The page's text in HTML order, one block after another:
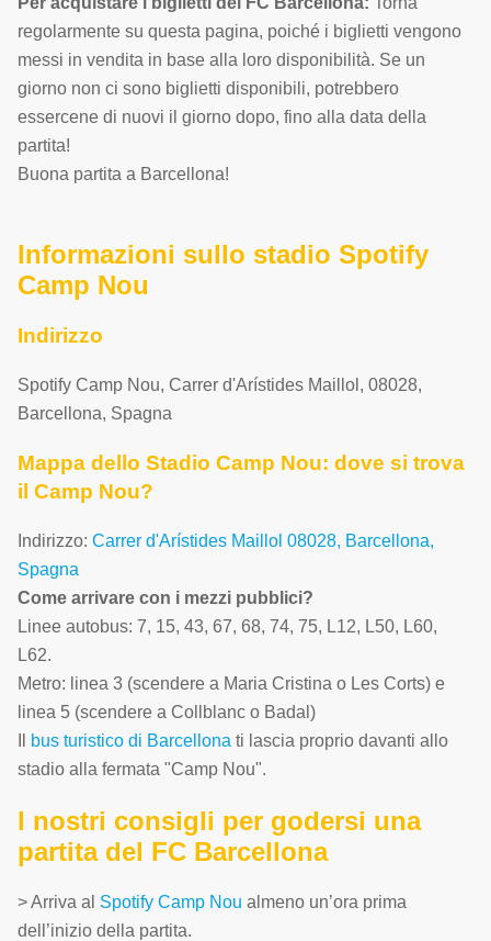
regolarmente su questa pagina, poiché i biglietti vengono
messi in vendita in base alla loro disponibilità. Se un
giorno non ci sono biglietti disponibili, potrebbero
essercene di nuovi il giorno dopo, fino alla data della
partita!
Buona partita a Barcellona!
Informazioni sullo stadio Spotify
Camp Nou
Indirizzo
Spotify Camp Nou, Carrer d'Arístides Maillol , 08028,
Barcellona, Spagna
Mappa dello Stadio Camp Nou: dove si trova
il Camp Nou?
Indirizzo: Carrer d'Arístides Maillol 08028, Barcellona,
Spagna
Come arrivare con i mezzi pubblici?
Linee autobus: 7, 15, 43, 67, 68, 74, 75, L12, L50, L60,
L62.
Metro: linea 3 (scendere a Maria Cristina o Les Corts) e
linea 5 (scendere a Collblanc o Badal)
bus turistico di Barcellona ti lascia proprio davanti allo
stadio alla fermata "Camp Nou".
I nostri consigli per godersi una
partita del FC Barcellona
> Arriva al Spotify Camp Nou almeno un’ora prima
dell’inizio della partita.